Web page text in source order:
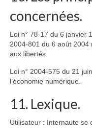
concernées.
Loi n° 78-17 du 6 janvier
2004-801 du 6 août 2004
aux libertés.
Loi n° 2004-575 du 21
l’économie numérique.
11. Lexique.
Utilisateur : Internaute se